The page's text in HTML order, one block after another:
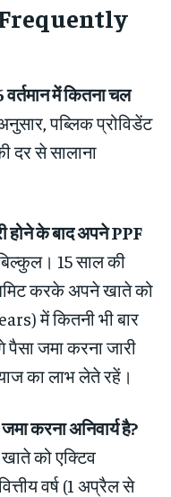
Frequently
में कितना चल
पब्लिक प्रोविडेंट
दर से सालाना
होने के बाद अपने PPF
15 साल की
करके अपने खाते को
में कितनी भी बार
जमा करना जारी
का लाभ लेते रहें।
करना अनिवार्य है?
को एक्टिव
वर्ष (1 अप्रैल से